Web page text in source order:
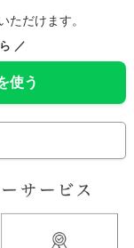
ただけます。
／
使う